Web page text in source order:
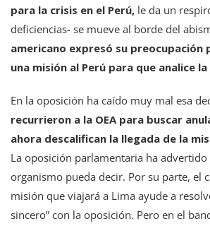
para la crisis en el Perú, le da un
deficiencias- se mueve al borde del
americano expresó su
una misión al Perú para que analice
En la oposición ha caído muy mal esa
recurrieron a la OEA para buscar
ahora descalifican la llegada de la
La oposición parlamentaria ha
organismo pueda decir. Por su parte, el
misión que viajará a Lima ayude a
sincero” con la oposición. Pero en el